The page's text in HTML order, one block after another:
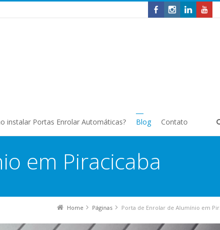
instalar Portas Enrolar Automáticas? Blog Contato
em Piracicaba
Home Páginas Porta de Enrolar de Alumínio em Piracicaba